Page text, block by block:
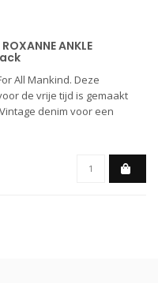
ANKLE
All Mankind. Deze
de vrije tijd is gemaakt
denim voor een
middelhoge taille en een